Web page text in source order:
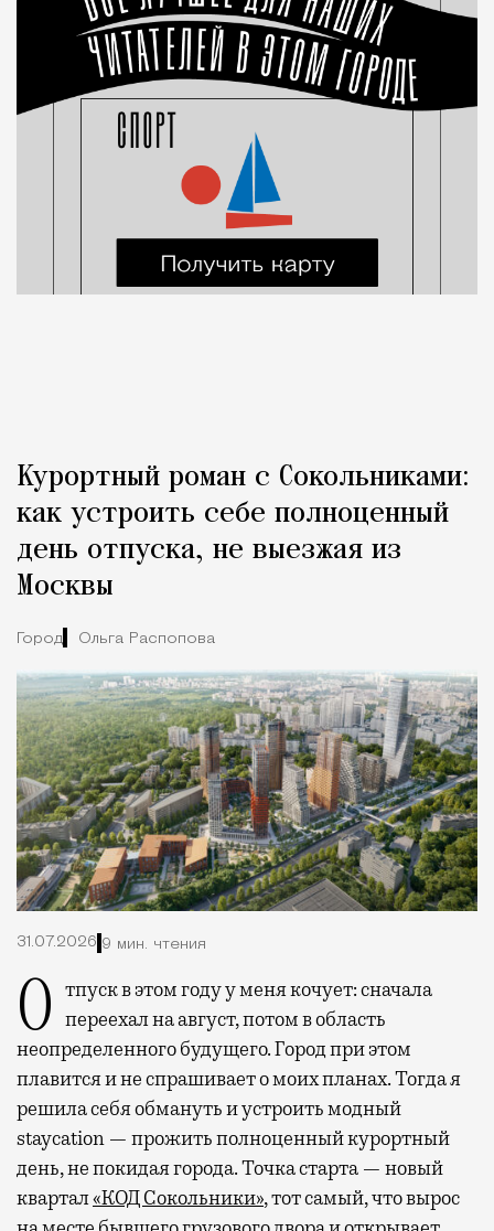
Курортный роман с Сокольниками:
как устроить себе полноценный
день отпуска, не выезжая из
Москвы
Город Ольга Распопова
31.07.2026 9 мин. чтения
Отпуск в этом году у меня кочует: сначала переехал на август, потом в область
неопределенного будущего. Город при этом
плавится и не спрашивает о моих планах. Тогда я
решила себя обмануть и устроить модный
staycation — прожить полноценный курортный
день, не покидая города. Точка старта — новый
квартал«КОД Сокольники», тот самый, что вырос